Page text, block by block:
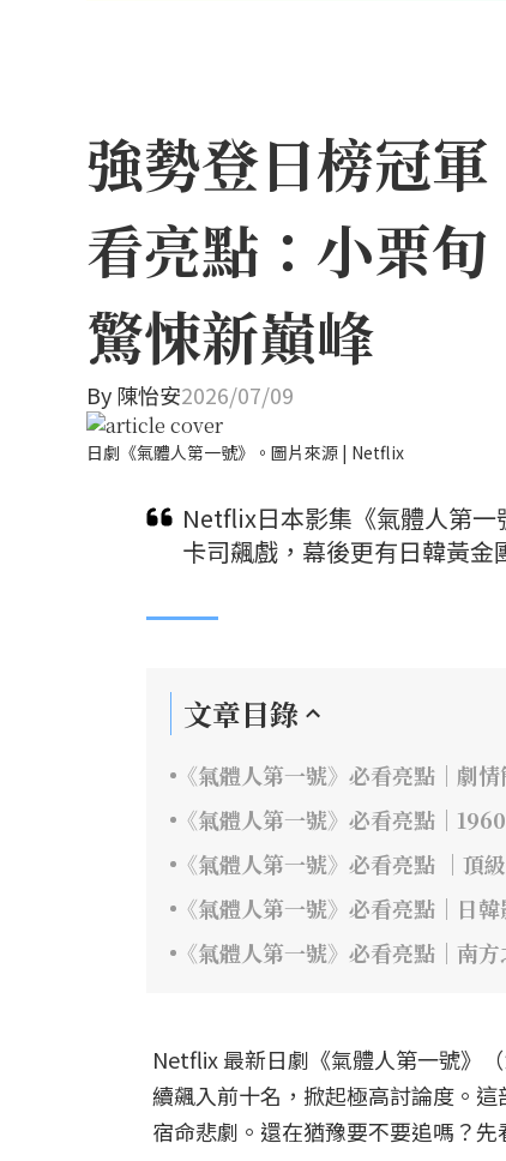
強勢登日榜冠
看亮點：小栗
驚悚新巔峰
By陳怡安2026/07/09
日劇《氣體人第一號》。圖片來源 | Netflix
Netflix日本影集《氣體人第一
卡司飆戲，幕後更有日韓黃金
文章目錄
《氣體人第一號》必看亮點｜劇
《氣體人第一號》必看亮點｜
《氣體人第一號》必看亮點 ｜頂
《氣體人第一號》必看亮點｜日
《氣體人第一號》必看亮點｜南
Netflix 最新日劇《氣體人第一號》
續飆入前十名，掀起極高討論度。
宿命悲劇。還在猶豫要不要追嗎？